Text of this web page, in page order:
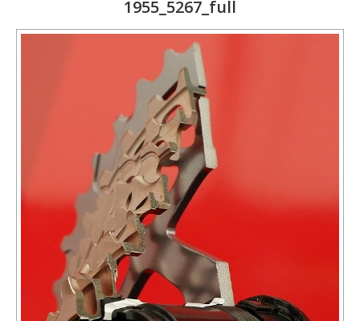
1955_5267_full